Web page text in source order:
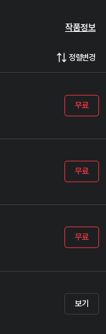
작품정보
정렬변경
무료
무료
무료
보기